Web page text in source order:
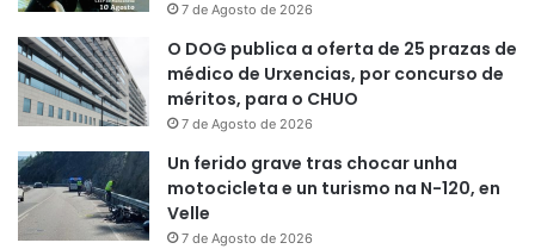
7 de Agosto de 2026
O DOG publica a oferta de 25 prazas de
médico de Urxencias, por concurso de
méritos, para o CHUO
7 de Agosto de 2026
Un ferido grave tras chocar unha
motocicleta e un turismo na N-120, en
Velle
7 de Agosto de 2026